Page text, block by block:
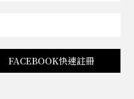
FACEBOOK快速註冊